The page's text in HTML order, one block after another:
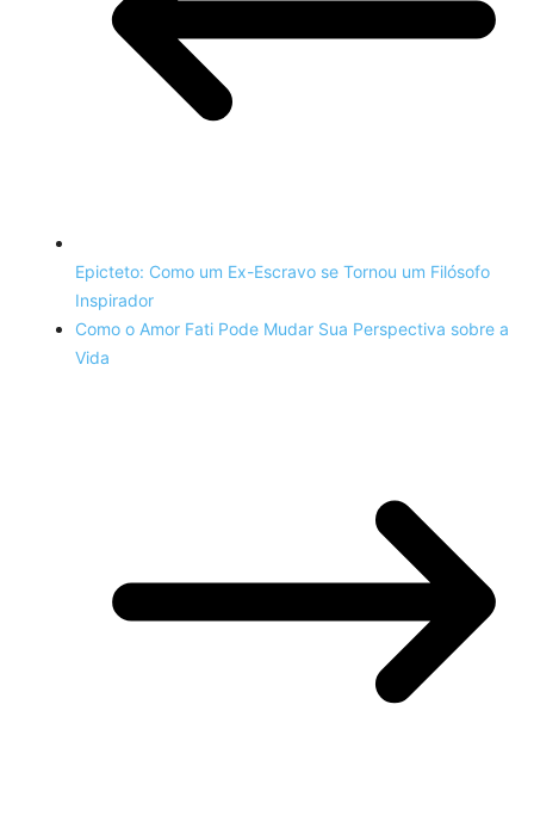
Epicteto: Como um Ex-Escravo se Tornou um Filósofo
Inspirador
Como o Amor Fati Pode Mudar Sua Perspectiva sobre a
Vida